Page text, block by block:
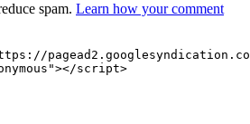
spam. Learn how your comment
script>